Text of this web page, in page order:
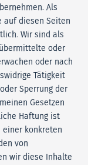
Als
auf diesen Seiten
Wir sind als
oder
oder nach
Tätigkeit
Sperrung der
Gesetzen
Haftung ist
einer konkreten
von
wir diese Inhalte